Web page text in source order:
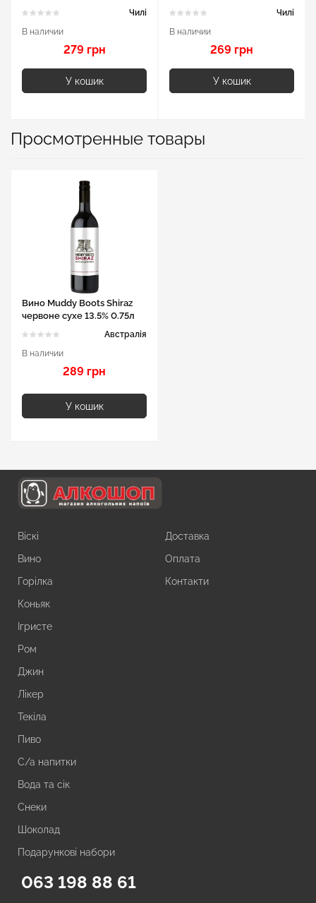
Чилі
В наличии
279 грн
У кошик
Чилі
В наличии
269 грн
У кошик
Просмотренные товары
Вино Muddy Boots Shiraz
червоне сухе 13.5% 0.75л
Австралія
В наличии
289 грн
У кошик
Віскі
Вино
Горілка
Коньяк
Ігристе
Ром
Джин
Лікер
Текіла
Пиво
С/а напитки
Вода та сік
Снеки
Шоколад
Подарункові набори
Доставка
Оплата
Контакти
063 198 88 61